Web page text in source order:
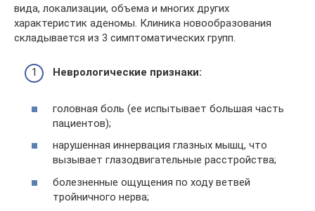
вида, локализации, объема и многих других
характеристик аденомы. Клиника новообразования
складывается из 3 симптоматических групп.
Неврологические признаки:
головная боль (ее испытывает большая часть
пациентов);
нарушенная иннервация глазных мышц, что
вызывает глазодвигательные расстройства;
болезненные ощущения по ходу ветвей
тройничного нерва;